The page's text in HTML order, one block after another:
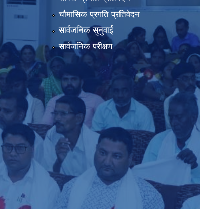
चौमासिक प्रगति प्रतिवेदन
सार्वजनिक सुनुवाई
सार्वजनिक परीक्षण